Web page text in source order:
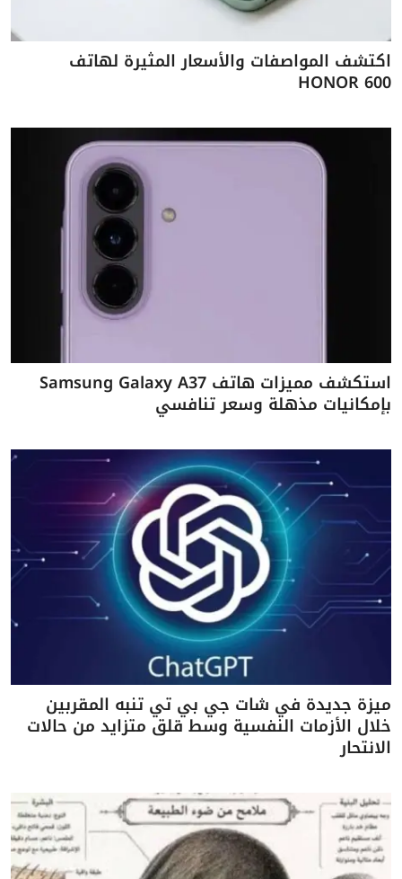
اكتشف المواصفات والأسعار المثيرة لهاتف
HONOR 600
استكشف مميزات هاتف Samsung Galaxy A37
بإمكانيات مذهلة وسعر تنافسي
ميزة جديدة في شات جي بي تي تنبه المقربين
خلال الأزمات النفسية وسط قلق متزايد من حالات
الانتحار